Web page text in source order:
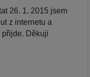
26. 1. 2015 jsem
z internetu a
přijde. Děkuji